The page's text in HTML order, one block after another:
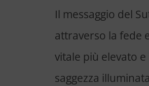
Il messaggio del
attraverso la fede
vitale più elevato
saggezza